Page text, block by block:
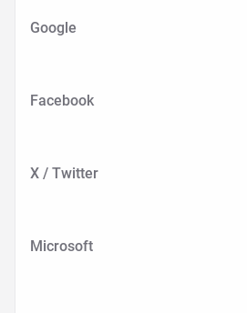
Google
Facebook
X / Twitter
Microsoft